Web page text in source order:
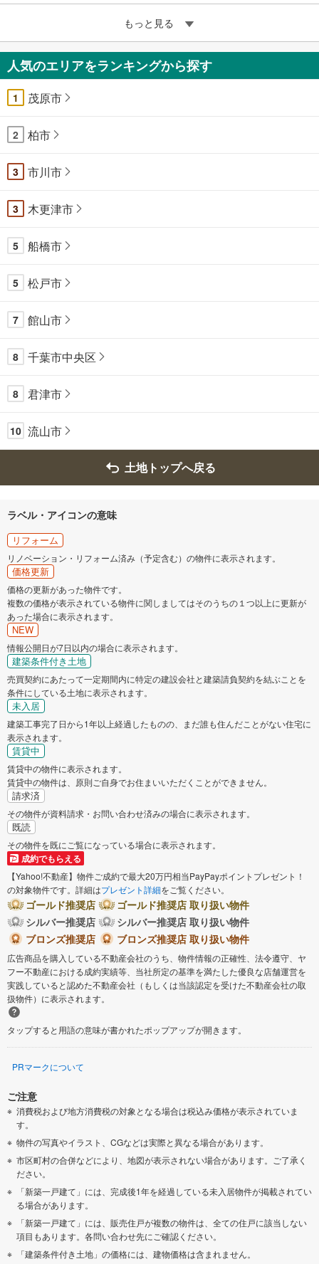
もっと見る
人気のエリアをランキングから探す
1 茂原市
2 柏市
3 市川市
3 木更津市
5 船橋市
5 松戸市
7 館山市
8 千葉市中央区
8 君津市
10 流山市
土地トップへ戻る
ラベル・アイコンの意味
リフォーム
リノベーション・リフォーム済み（予定含む）の物件に表示されます。
価格更新
価格の更新があった物件です。
複数の価格が表示されている物件に関しましてはそのうちの１つ以上に更新が
あった場合に表示されます。
NEW
情報公開日が7日以内の場合に表示されます。
建築条件付き土地
売買契約にあたって一定期間内に特定の建設会社と建築請負契約を結ぶことを
条件にしている土地に表示されます。
未入居
建築工事完了日から1年以上経過したものの、まだ誰も住んだことがない住宅に
表示されます。
賃貸中
賃貸中の物件に表示されます。
賃貸中の物件は、原則ご自身でお住まいいただくことができません。
請求済
その物件が資料請求・お問い合わせ済みの場合に表示されます。
既読
その物件を既にご覧になっている場合に表示されます。
成約でもらえる
【Yahoo!不動産】物件ご成約で最大20万円相当PayPayポイントプレゼント！
の対象物件です。詳細はプレゼント詳細をご覧ください。
ゴールド推奨店
ゴールド推奨店 取り扱い物件
シルバー推奨店
シルバー推奨店 取り扱い物件
ブロンズ推奨店
ブロンズ推奨店 取り扱い物件
広告商品を購入している不動産会社のうち、物件情報の正確性、法令遵守、ヤ
フー不動産における成約実績等、当社所定の基準を満たした優良な店舗運営を
実践していると認めた不動産会社（もしくは当該認定を受けた不動産会社の取
扱物件）に表示されます。
タップすると用語の意味が書かれたポップアップが開きます。
PRマークについて
ご注意
消費税および地方消費税の対象となる場合は税込み価格が表示されていま
す。
物件の写真やイラスト、CGなどは実際と異なる場合があります。
市区町村の合併などにより、地図が表示されない場合があります。ご了承く
ださい。
「新築一戸建て」には、完成後1年を経過している未入居物件が掲載されてい
る場合があります。
「新築一戸建て」には、販売住戸が複数の物件は、全ての住戸に該当しない
項目もあります。各問い合わせ先にご確認ください。
「建築条件付き土地」の価格には、建物価格は含まれません。